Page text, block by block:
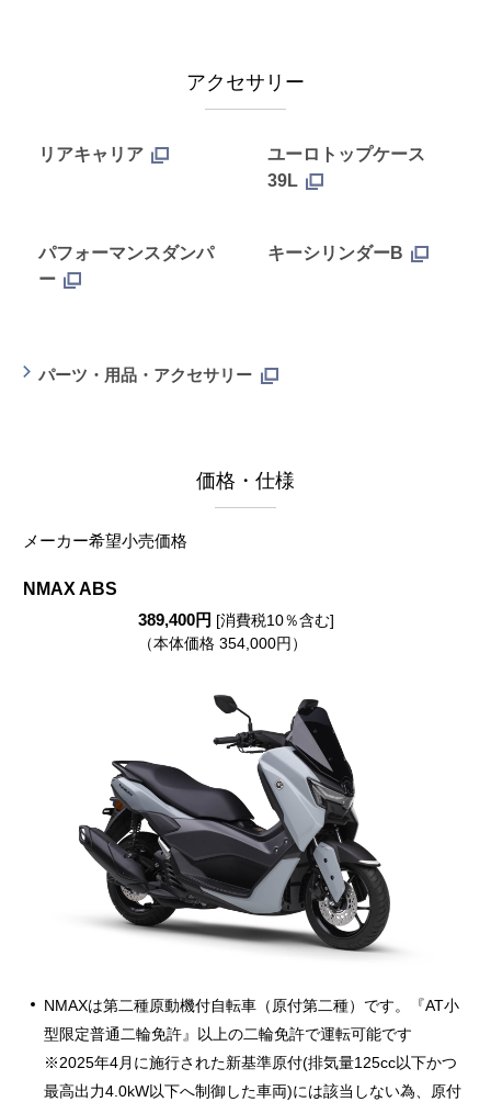
アクセサリー
リアキャリア
ユーロトップケース
39L
パフォーマンスダンパ
ー
キーシリンダーB
パーツ・用品・アクセサリー
価格・仕様
メーカー希望小売価格
NMAX ABS
389,400円 [消費税10％含む]
（本体価格 354,000円）
NMAXは第二種原動機付自転車（原付第二種）です。『AT小
型限定普通二輪免許』以上の二輪免許で運転可能です
※2025年4月に施行された新基準原付(排気量125cc以下かつ
最高出力4.0kW以下へ制御した車両)には該当しない為、原付